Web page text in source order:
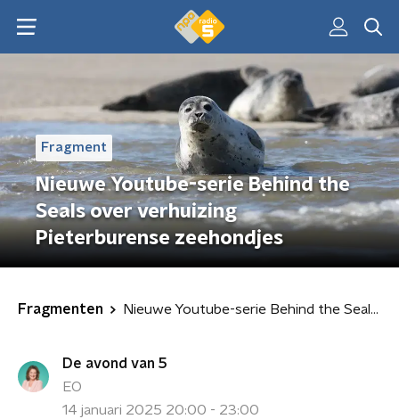
Fragment
Nieuwe Youtube-serie Behind the
Seals over verhuizing
Pieterburense zeehondjes
Fragmenten Nieuwe Youtube-serie Behind the Seals over verhuizing Pieterburense zeehondjes
De avond van 5
EO
14 januari 2025 20:00 - 23:00